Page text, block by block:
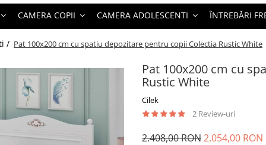
CAMERA COPII CAMERA ADOLESCENTI ÎNTREBĂRI
/ Pat 100x200 cm cu spatiu depozitare pentru copii Colectia Rustic White
Pat 100x200 cm cu
Rustic White
Cilek
2 Review-uri
2.408,00 RON2.054,00 RON